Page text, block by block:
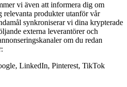
vi även att informera dig om
relevanta produkter utanför vår
synkroniserar vi dina krypterade
externa leverantörer och
om du redan
LinkedIn, Pinterest, TikTok